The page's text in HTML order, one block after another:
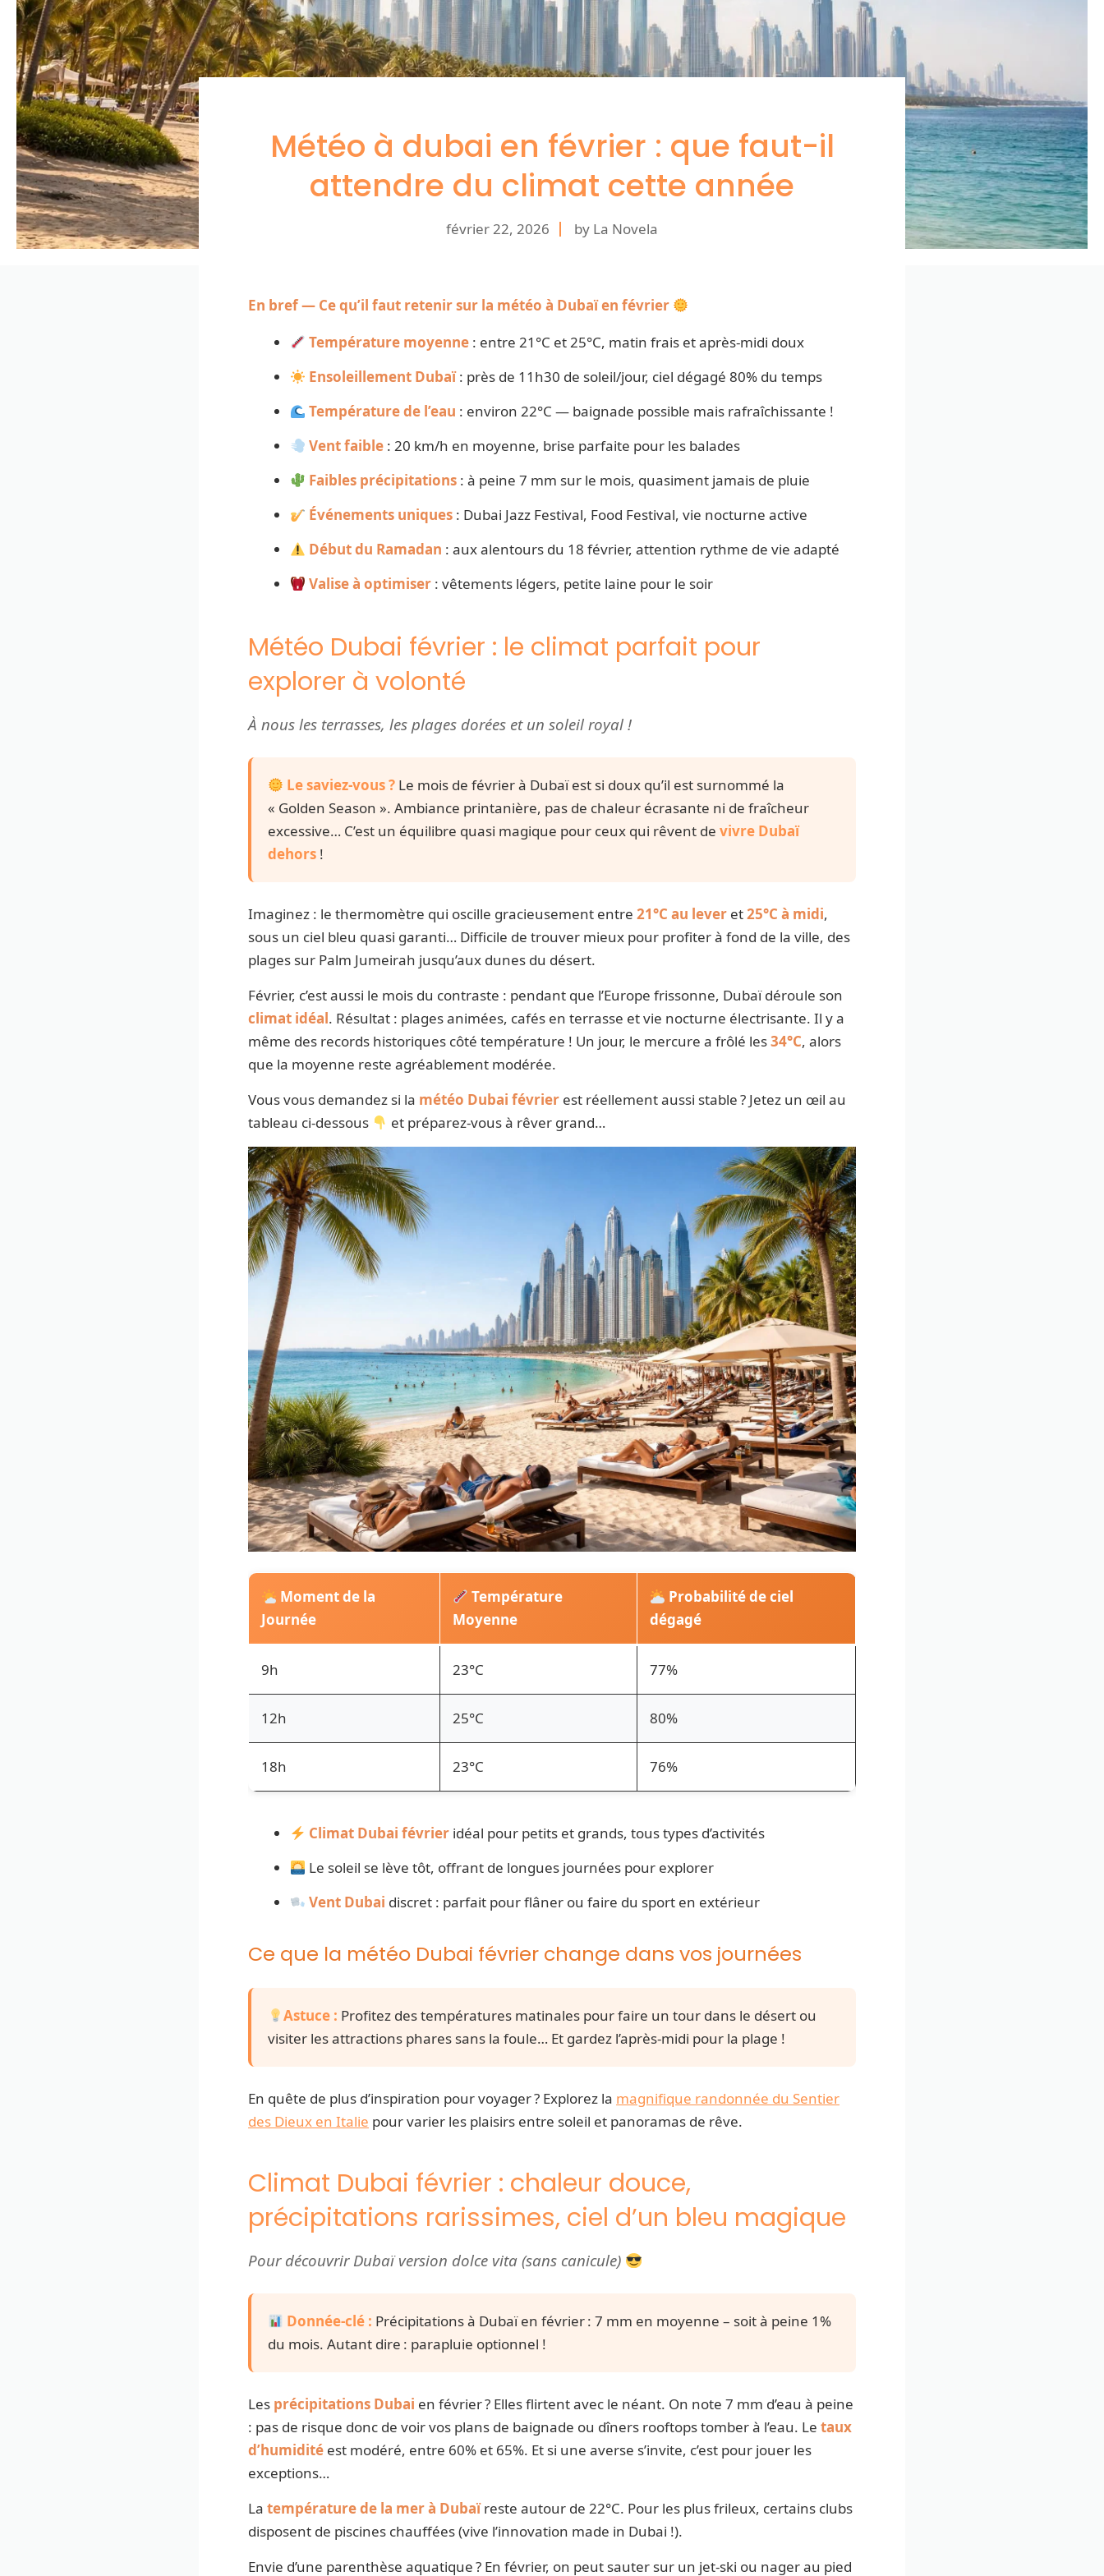
Météo à dubai en février : que faut-il
attendre du climat cette année
février 22, 2026 by La Novela
En bref — Ce qu’il faut retenir sur la météo à Dubaï en février
Température moyenne : entre 21°C et 25°C, matin frais et après-midi doux
Ensoleillement Dubaï: près de 11h30 de soleil/jour, ciel dégagé 80% du temps
Température de l’eau : environ 22°C — baignade possible mais rafraîchissante !
Vent faible : 20 km/h en moyenne, brise parfaite pour les balades
Faibles précipitations : à peine 7 mm sur le mois, quasiment jamais de pluie
Événements uniques : Dubai Jazz Festival, Food Festival, vie nocturne active
Début du Ramadan : aux alentours du 18 février, attention rythme de vie adapté
Valise à optimiser : vêtements légers, petite laine pour le soir
Météo Dubai février : le climat parfait pour
explorer à volonté
À nous les terrasses, les plages dorées et un soleil royal !
Le saviez-vous ? Le mois de février à Dubaï est si doux qu’il est surnommé la
« Golden Season ». Ambiance printanière, pas de chaleur écrasante ni de fraîcheur
excessive… C’est un équilibre quasi magique pour ceux qui rêvent de vivre Dubaï
dehors !
Imaginez : le thermomètre qui oscille gracieusement entre 21°C au lever et25°C à midi,
sous un ciel bleu quasi garanti… Difficile de trouver mieux pour profiter à fond de la ville, des
plages sur Palm Jumeirah jusqu’aux dunes du désert.
Février, c’est aussi le mois du contraste : pendant que l’Europe frissonne, Dubaï déroule son
climat idéal. Résultat : plages animées, cafés en terrasse et vie nocturne électrisante. Il y a
même des records historiques côté température ! Un jour, le mercure a frôlé les34°C, alors
que la moyenne reste agréablement modérée.
Vous vous demandez si la météo Dubai février est réellement aussi stable ? Jetez un œil au
tableau ci-dessous
et préparez-vous à rêver grand…
Moment de la
Journée
Température
Moyenne
Probabilité de ciel
dégagé
9h 23°C 77%
12h 25°C 80%
18h 23°C 76%
Climat Dubai février idéal pour petits et grands, tous types d’activités
Le soleil se lève tôt, offrant de longues journées pour explorer
Vent Dubai discret : parfait pour flâner ou faire du sport en extérieur
Ce que la météo Dubai février change dans vos journées
Astuce : Profitez des températures matinales pour faire un tour dans le désert ou
visiter les attractions phares sans la foule… Et gardez l’après-midi pour la plage !
En quête de plus d’inspiration pour voyager ? Explorez la magnifique randonnée du Sentier
des Dieux en Italie pour varier les plaisirs entre soleil et panoramas de rêve.
Climat Dubai février : chaleur douce,
précipitations rarissimes, ciel d’un bleu magique
Pour découvrir Dubaï version dolce vita (sans canicule)
Donnée-clé : Précipitations à Dubaï en février : 7 mm en moyenne – soit à peine 1%
du mois. Autant dire : parapluie optionnel !
Les précipitations Dubai en février ? Elles flirtent avec le néant. On note 7 mm d’eau à peine
: pas de risque donc de voir vos plans de baignade ou dîners rooftops tomber à l’eau. Le taux
d’humidité est modéré, entre 60% et 65%. Et si une averse s’invite, c’est pour jouer les
exceptions…
La température de la mer à Dubaïreste autour de 22°C. Pour les plus frileux, certains clubs
disposent de piscines chauffées (vive l’innovation made in Dubai !).
Envie d’une parenthèse aquatique ? En février, on peut sauter sur un jet-ski ou nager au pied